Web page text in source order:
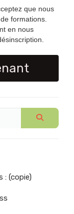
que nous
formations.
en nous
: (copie)